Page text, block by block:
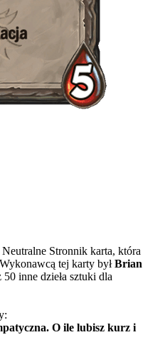
Stronnik karta, która
tej karty byłBrian
inne dzieła sztuki dla
O ile lubisz kurz i